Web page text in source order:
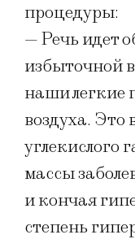
процедуры:
— Речь идет
избыточной
наши легкие
воздуха. Это
углекислого
массы
и кончая
степень